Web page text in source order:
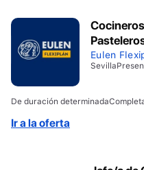
Eulen
Sevilla
De duración determinada
Ir a la oferta